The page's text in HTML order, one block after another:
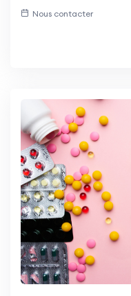
Nous contacter